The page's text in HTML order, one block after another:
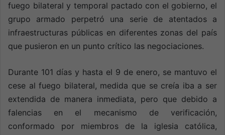
fuego bilateral y temporal pactado con el gobierno, el
grupo armado perpetró una serie de atentados a
infraestructuras públicas en diferentes zonas del país
que pusieron en un punto crítico las negociaciones.
Durante 101 días y hasta el 9 de enero, se mantuvo el
cese al fuego bilateral, medida que se creía iba a ser
extendida de manera inmediata, pero que debido a
falencias en el mecanismo de verificación,
conformado por miembros de la iglesia católica,